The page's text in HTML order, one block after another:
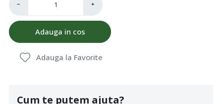
− +
Adauga in cos
Adauga la Favorite
Cum te putem ajuta?